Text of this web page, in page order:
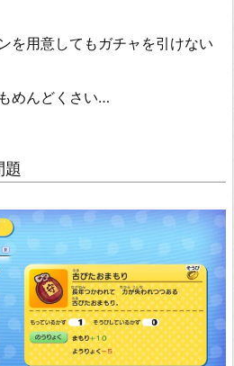
を用意してもガチャを引けない
めんどくさい…
題